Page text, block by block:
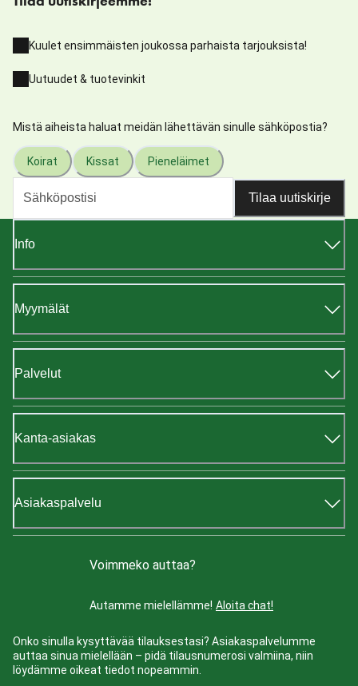
Kuulet ensimmäisten joukossa parhaista tarjouksista!
Uutuudet & tuotevinkit
Mistä aiheista haluat meidän lähettävän sinulle sähköpostia?
Koirat Kissat Pieneläimet
Tilaa uutiskirje
Info
Myymälät
Palvelut
Kanta-asiakas
Asiakaspalvelu
Voimmeko auttaa?
Autamme mielellämme! Aloita chat!
Onko sinulla kysyttävää tilauksestasi? Asiakaspalvelumme
auttaa sinua mielellään – pidä tilausnumerosi valmiina, niin
löydämme oikeat tiedot nopeammin.